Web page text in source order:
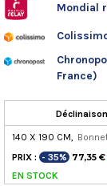
Mondial
France)
140 X 190 CM,
PRIX : - 35% 77,35 €
EN STOCK